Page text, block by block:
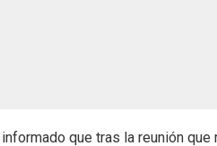
informado que tras la reunión